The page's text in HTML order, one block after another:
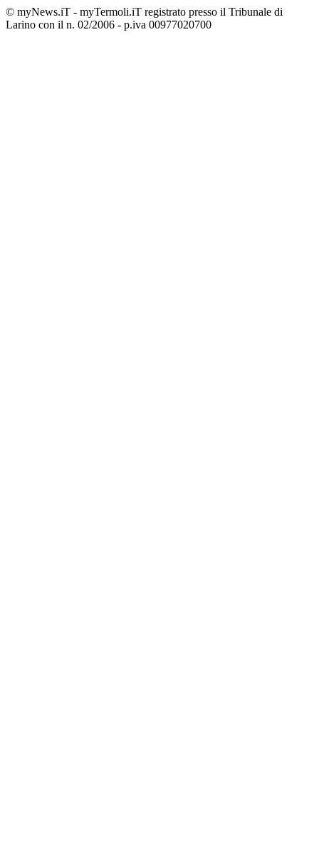
© myNews.iT - myTermoli.iT registrato presso il Tribunale di
Larino con il n. 02/2006 - p.iva 00977020700